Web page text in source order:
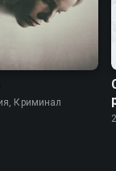
2015, Австрия, Криминал